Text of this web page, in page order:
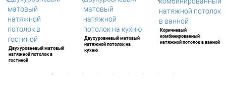
Двухуровневый матовый
натяжной потолок в
гостиной
Двухуровневый матовый
натяжной потолок на
кухню
Коричневый
комбинированный
натяжной потолок в ванной